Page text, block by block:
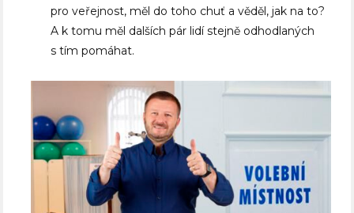
pro veřejnost, měl do toho chuť a věděl, jak na to?
A k tomu měl dalších pár lidí stejně odhodlaných
s tím pomáhat.